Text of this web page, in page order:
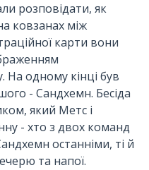
розповідати, як
ковзанах між
карти вони
На одному кінці був
- Сандхемн. Бесіда
який Метс і
- хто з двох команд
останніми, ті й
та напої.